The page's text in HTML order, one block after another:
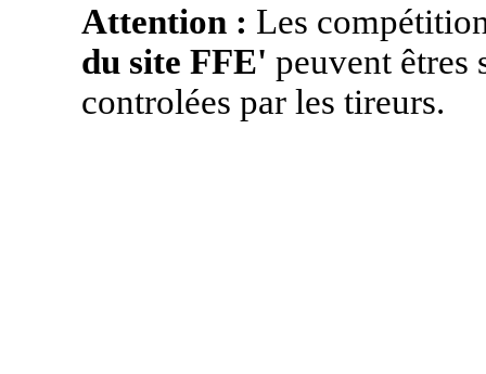
Attention : Les
du site FFE' peuvent êtres
controlées par les tireurs.